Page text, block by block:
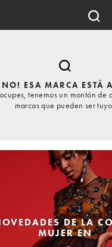
ESA MARCA ESTÁ
tenemos un montón de
marcas que pueden ser
DE LA
MUJER EN